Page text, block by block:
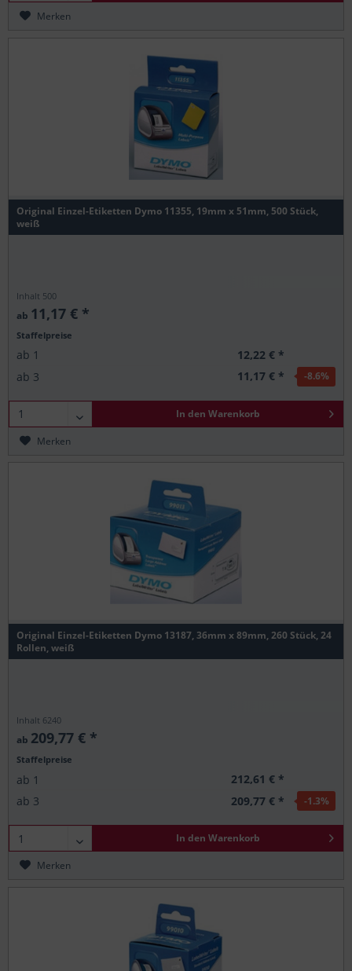
Merken
Original Einzel-Etiketten Dymo 11355, 19mm x 51mm, 500 Stück,
weiß
Inhalt 500
ab 11,17 € *
Staffelpreise
ab 1
12,22 € *
ab 3 11,17 € * -8.6%
In den Warenkorb
Merken
Original Einzel-Etiketten Dymo 13187, 36mm x 89mm, 260 Stück, 24
Rollen, weiß
Inhalt 6240
ab 209,77 € *
Staffelpreise
ab 1
212,61 € *
ab 3 209,77 € * -1.3%
In den Warenkorb
Merken